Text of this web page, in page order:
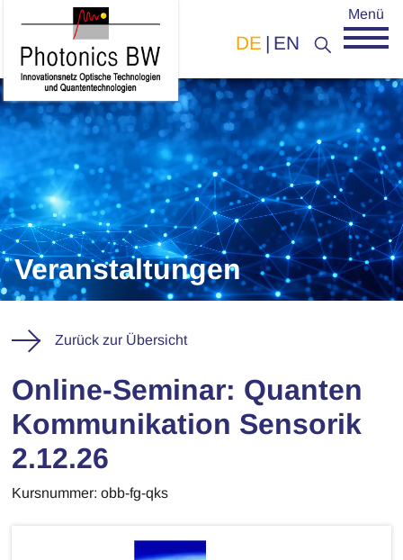
DE EN
Menü
Veranstaltungen
Zurück zur Übersicht
Online-Seminar: Quanten
Kommunikation Sensorik
2.12.26
Kursnummer: obb-fg-qks